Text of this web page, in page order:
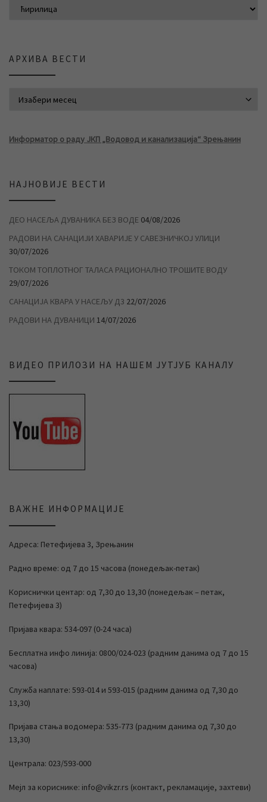
АРХИВА ВЕСТИ
Информатор о раду ЈКП „Водовод и канализација“ Зрењанин
НАЈНОВИЈЕ ВЕСТИ
ДЕО НАСЕЉА ДУВАНИКА БЕЗ ВОДЕ 04/08/2026
РАДОВИ НА САНАЦИЈИ ХАВАРИЈЕ У САВЕЗНИЧКОЈ УЛИЦИ
30/07/2026
ТОКОМ ТОПЛОТНОГ ТАЛАСА РАЦИОНАЛНО ТРОШИТЕ ВОДУ
29/07/2026
САНАЦИЈА КВАРА У НАСЕЉУ Д3 22/07/2026
РАДОВИ НА ДУВАНИЦИ 14/07/2026
ВИДЕО ПРИЛОЗИ НА НАШЕМ ЈУТЈУБ КАНАЛУ
ВАЖНЕ ИНФОРМАЦИЈЕ
Адреса: Петефијева 3, Зрењанин
Радно време: од 7 до 15 часова (понедељак-петак)
Кориснички центар: од 7,30 до 13,30 (понедељак – петак,
Петефијева 3)
Пријава квара: 534-097 (0-24 часа)
Бесплатна инфо линија: 0800/024-023 (радним данима од 7 до 15
часова)
Служба наплате: 593-014 и 593-015 (радним данима од 7,30 до
13,30)
Пријава стања водомера: 535-773 (радним данима од 7,30 до
13,30)
Централа: 023/593-000
Мејл за кориснике: info@vikzr.rs (контакт, рекламације, захтеви)